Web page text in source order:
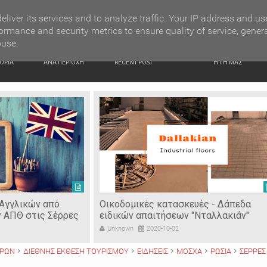
ΑΝΑ ΠΕΡΙΟΧΗ RECENT POST Η ΓΗ ΜΑΣ
από
ΑΠΘ στις Σέρρες
Οικοδομικές κατασκευές - Δάπεδα
ειδικών απαιτήσεων "Νταλλακιάν"
Unknown 2020-10-02
ΔΙΕΘΝΗΣ ΕΚΘΕΣΗ ΤΟΥΡΙΣΜΟΥ ΕΙΔΗΣΕΙΣ ΜΟΣΧΑ ΡΩΣΙΑ ΣΕΡΡΕΣ
its services and to analyze traffic. Your IP address and
and security metrics to ensure quality of service,